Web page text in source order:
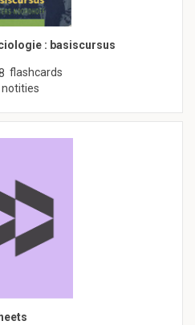
: basiscursus
flashcards
notities